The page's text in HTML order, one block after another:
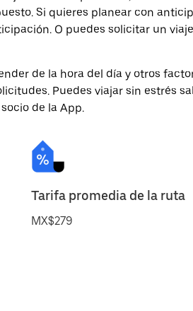
Si quieres planear con
O puedes solicitar un
de la hora del día y otros
Puedes viajar sin estrés
de la App.
Tarifa promedia de la ruta
MX$279